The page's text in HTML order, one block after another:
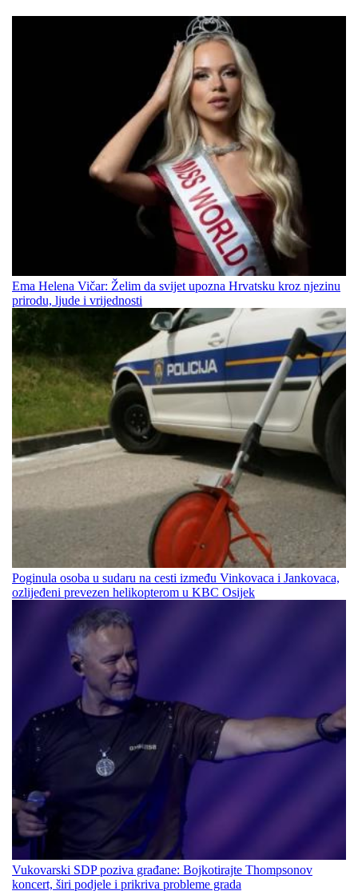
Ema Helena Vičar: Želim da svijet upozna Hrvatsku kroz njezinu
prirodu, ljude i vrijednosti
Poginula osoba u sudaru na cesti između Vinkovaca i Jankovaca,
ozlijeđeni prevezen helikopterom u KBC Osijek
Vukovarski SDP poziva građane: Bojkotirajte Thompsonov
koncert, širi podjele i prikriva probleme grada